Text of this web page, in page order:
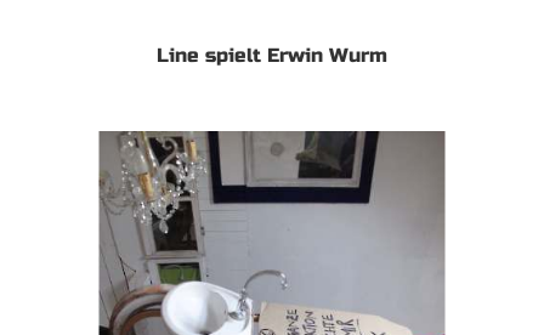
Line spielt Erwin Wurm